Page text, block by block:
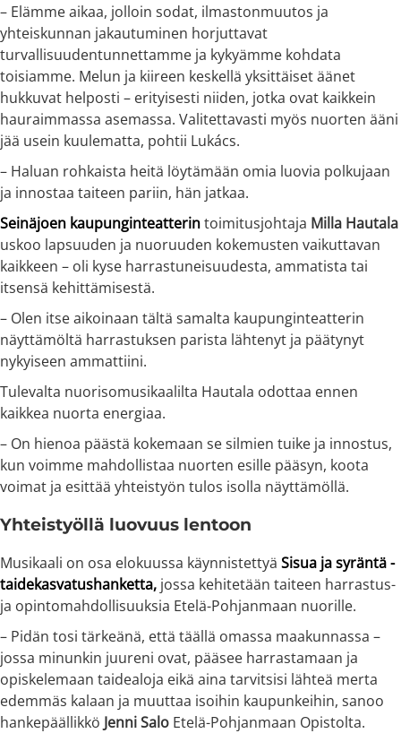
– Elämme aikaa, jolloin sodat, ilmastonmuutos ja
yhteiskunnan jakautuminen horjuttavat
turvallisuudentunnettamme ja kykyämme kohdata
toisiamme. Melun ja kiireen keskellä yksittäiset äänet
hukkuvat helposti – erityisesti niiden, jotka ovat kaikkein
hauraimmassa asemassa. Valitettavasti myös nuorten ääni
jää usein kuulematta, pohtii Lukács.
– Haluan rohkaista heitä löytämään omia luovia polkujaan
ja innostaa taiteen pariin, hän jatkaa.
Seinäjoen kaupunginteatterintoimitusjohtaja Milla Hautala
uskoo lapsuuden ja nuoruuden kokemusten vaikuttavan
kaikkeen – oli kyse harrastuneisuudesta, ammatista tai
itsensä kehittämisestä.
– Olen itse aikoinaan tältä samalta kaupunginteatterin
näyttämöltä harrastuksen parista lähtenyt ja päätynyt
nykyiseen ammattiini.
Tulevalta nuorisomusikaalilta Hautala odottaa ennen
kaikkea nuorta energiaa.
– On hienoa päästä kokemaan se silmien tuike ja innostus,
kun voimme mahdollistaa nuorten esille pääsyn, koota
voimat ja esittää yhteistyön tulos isolla näyttämöllä.
Yhteistyöllä luovuus lentoon
Musikaali on osa elokuussa käynnistettyä Sisua ja syräntä -
taidekasvatushanketta, jossa kehitetään taiteen harrastus-
ja opintomahdollisuuksia Etelä-Pohjanmaan nuorille.
– Pidän tosi tärkeänä, että täällä omassa maakunnassa –
jossa minunkin juureni ovat, pääsee harrastamaan ja
opiskelemaan taidealoja eikä aina tarvitsisi lähteä merta
edemmäs kalaan ja muuttaa isoihin kaupunkeihin, sanoo
hankepäällikkö Jenni Salo Etelä-Pohjanmaan Opistolta.